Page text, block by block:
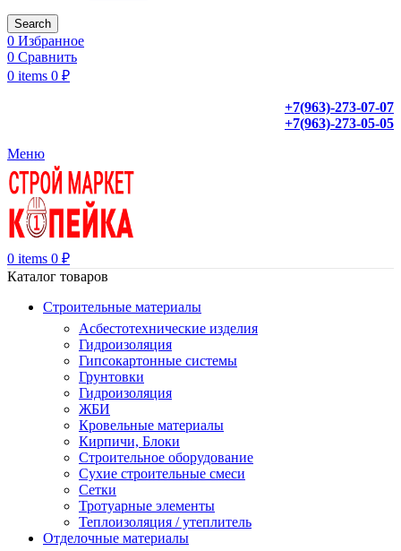
Search
0 Избранное
0 Сравнить
0 items 0 ₽
+7(963)-273-07-07
+7(963)-273-05-05
Меню
0 items 0 ₽
Каталог товаров
Строительные материалы
Асбестотехнические изделия
Гидроизоляция
Гипсокартонные системы
Грунтовки
Гидроизоляция
ЖБИ
Кровельные материалы
Кирпичи, Блоки
Строительное оборудование
Сухие строительные смеси
Сетки
Тротуарные элементы
Теплоизоляция / утеплитель
Отделочные материалы